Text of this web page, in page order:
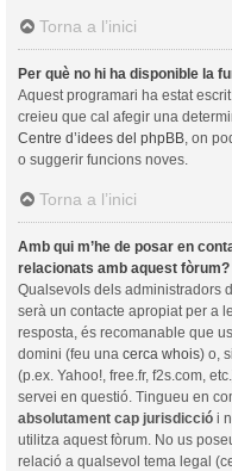
Torna a l’inici
Per què no hi ha disponible la
Aquest programari ha estat
creieu que cal afegir una
Centre d’idees del phpBB , on
o suggerir funcions noves.
Torna a l’inici
Amb qui m’he de posar en
relacionats amb aquest fòrum?
Qualsevols dels administradors
serà un contacte apropiat per a
resposta, és recomanable que
domini (feu una cerca whois) o,
(p.ex. Yahoo!, free.fr, f2s.com,
servei en questió. Tingueu en
absolutament cap jurisdicció i
utilitza aquest fòrum. No us
relació a qualsevol tema legal